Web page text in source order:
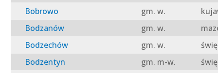
Bobrowo
gm. w.
Bodzanów
gm. w.
Bodzechów
gm. w.
Bodzentyn
gm. m-w.